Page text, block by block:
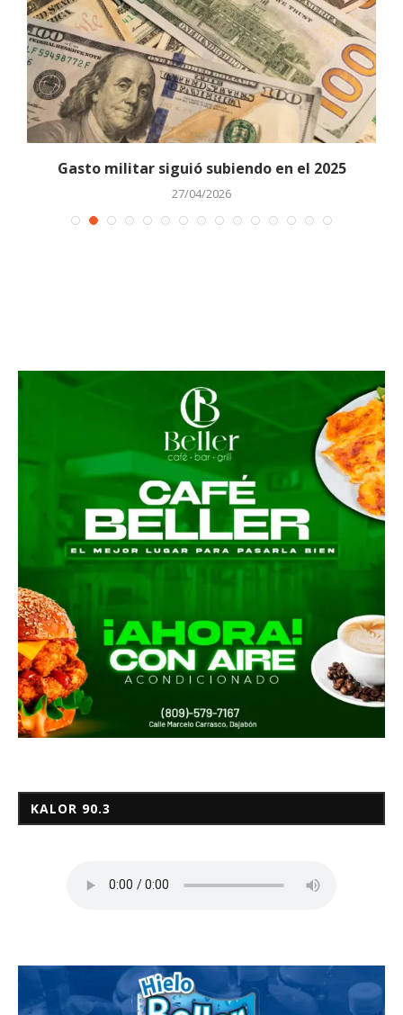
Gasto militar siguió subiendo en el 2025
27/04/2026
KALOR 90.3